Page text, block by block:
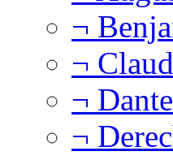
¬
¬
¬
¬